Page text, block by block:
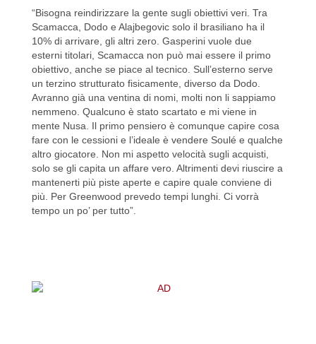
“Bisogna reindirizzare la gente sugli obiettivi veri. Tra
Scamacca, Dodo e Alajbegovic solo il brasiliano ha il
10% di arrivare, gli altri zero. Gasperini vuole due
esterni titolari, Scamacca non può mai essere il primo
obiettivo, anche se piace al tecnico. Sull’esterno serve
un terzino strutturato fisicamente, diverso da Dodo.
Avranno già una ventina di nomi, molti non li sappiamo
nemmeno. Qualcuno è stato scartato e mi viene in
mente Nusa. Il primo pensiero è comunque capire cosa
fare con le cessioni e l’ideale è vendere Soulé e qualche
altro giocatore. Non mi aspetto velocità sugli acquisti,
solo se gli capita un affare vero. Altrimenti devi riuscire a
mantenerti più piste aperte e capire quale conviene di
più. Per Greenwood prevedo tempi lunghi. Ci vorrà
tempo un po’ per tutto”.